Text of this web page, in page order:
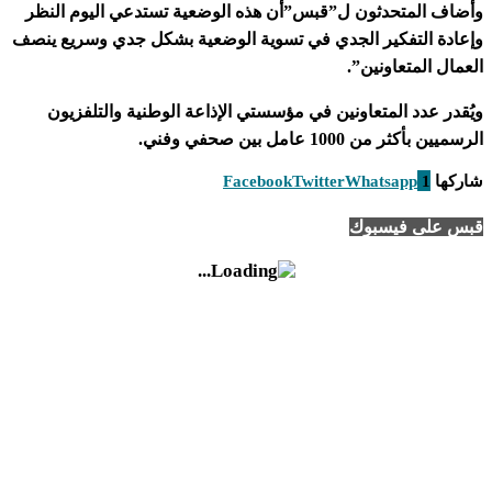
وأضاف المتحدثون ل”قبس”أن هذه الوضعية تستدعي اليوم النظر
وإعادة التفكير الجدي في تسوية الوضعية بشكل جدي وسريع ينصف
العمال المتعاونين”.
ويُقدر عدد المتعاونين في مؤسستي الإذاعة الوطنية والتلفزيون
الرسميين بأكثر من 1000 عامل بين صحفي وفني.
شاركها 1
FacebookTwitterWhatsapp
قبس على فيسبوك